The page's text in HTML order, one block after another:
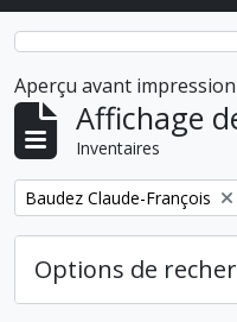
Aperçu avant impression
Affichage
Inventaires
Remove filter:
Baudez Claude-François
Options de